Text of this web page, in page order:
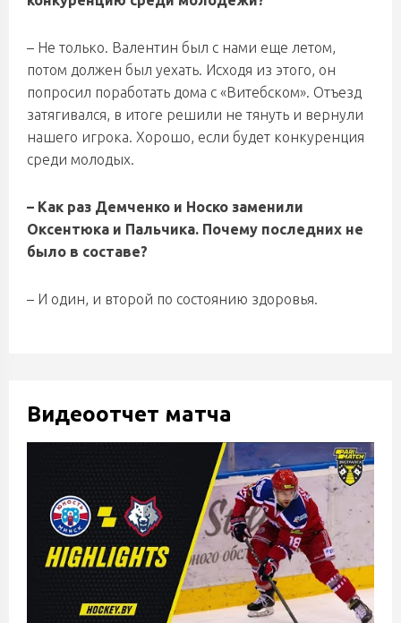
– Не только. Валентин был с нами еще летом,
потом должен был уехать. Исходя из этого, он
попросил поработать дома с «Витебском». Отъезд
затягивался, в итоге решили не тянуть и вернули
нашего игрока. Хорошо, если будет конкуренция
среди молодых.
– Как раз Демченко и Носко заменили
Оксентюка и Пальчика. Почему последних не
было в составе?
– И один, и второй по состоянию здоровья.
Видеоотчет матча